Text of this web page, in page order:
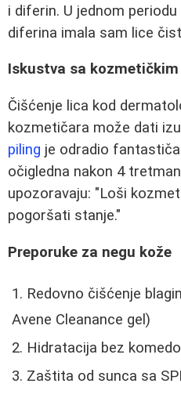
i diferin. U jednom
diferina imala sam lice
Iskustva sa
Čišćenje lica kod
kozmetičara može dati
piling je odradio
očigledna nakon 4
upozoravaju: "Loši
pogoršati stanje."
Preporuke za negu kože
Redovno čišćenje
Avene Cleanance gel)
Hidratacija bez
Zaštita od sunca sa